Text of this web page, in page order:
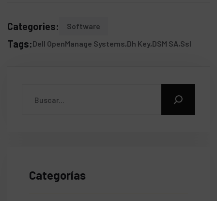
Categories: Software
Tags:Dell OpenManage Systems Dh Key DSM SA Ssl
Categorías